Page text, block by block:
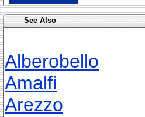
See Also
Alberobello
Amalfi
Arezzo